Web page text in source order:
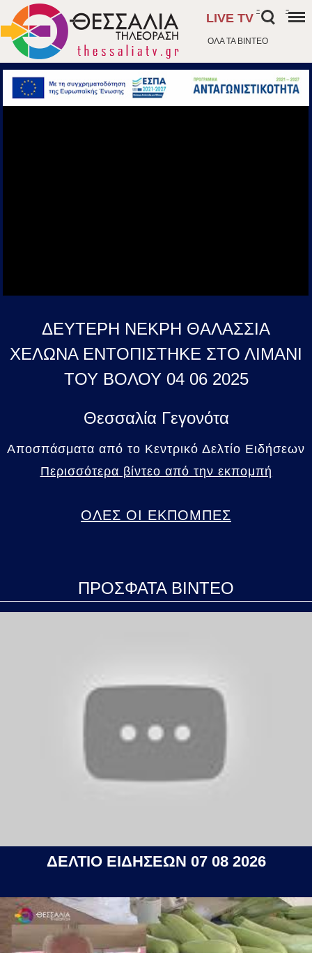
ΟΛΑ ΤΑ ΒΙΝΤΕΟ
LIVE TV
- -
ΔΕΥΤΕΡΗ ΝΕΚΡΗ ΘΑΛΑΣΣΙΑ
ΧΕΛΩΝΑ ΕΝΤΟΠΙΣΤΗΚΕ ΣΤΟ ΛΙΜΑΝΙ
ΤΟΥ ΒΟΛΟΥ 04 06 2025
Θεσσαλία Γεγονότα
Αποσπάσματα από το Κεντρικό Δελτίο Ειδήσεων
Περισσότερα βίντεο από την εκπομπή
ΟΛΕΣ ΟΙ ΕΚΠΟΜΠΕΣ
ΠΡΟΣΦΑΤΑ ΒΙΝΤΕΟ
ΔΕΛΤΙΟ ΕΙΔΗΣΕΩΝ 07 08 2026